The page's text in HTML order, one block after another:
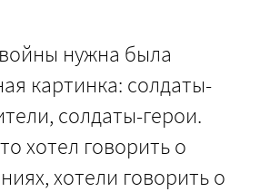
нужна была
картинка: солдаты-
солдаты-герои.
хотел говорить о
хотели говорить о